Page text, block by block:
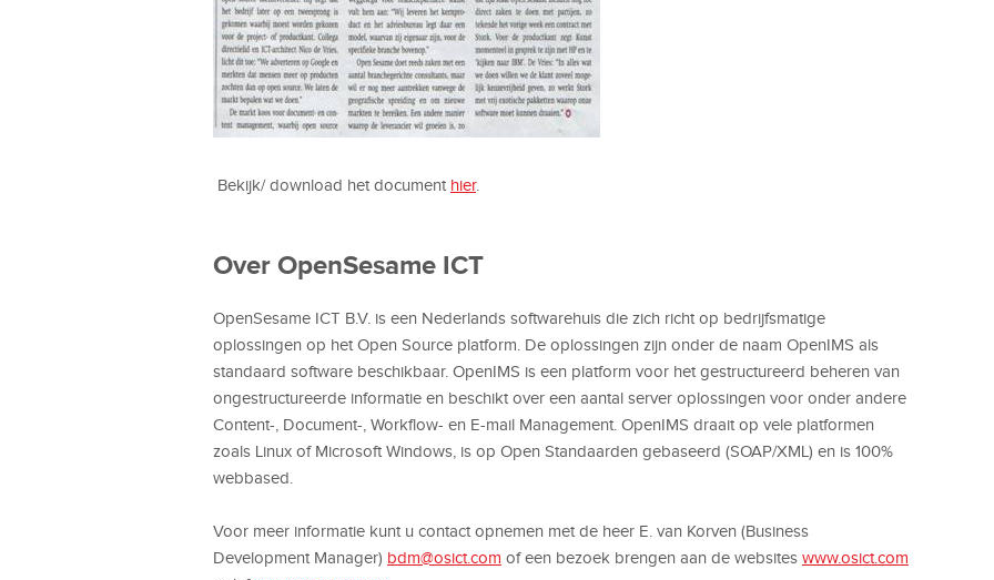
Bekijk/ download het document hier.
Over OpenSesame ICT
OpenSesame ICT B.V. is een Nederlands softwarehuis die zich richt op bedrijfsmatige
oplossingen op het Open Source platform. De oplossingen zijn onder de naam OpenIMS als
standaard software beschikbaar. OpenIMS is een platform voor het gestructureerd beheren van
ongestructureerde informatie en beschikt over een aantal server oplossingen voor onder andere
Content-, Document-, Workflow- en E-mail Management. OpenIMS draait op vele platformen
zoals Linux of Microsoft Windows, is op Open Standaarden gebaseerd (SOAP/XML) en is 100%
webbased.
Voor meer informatie kunt u contact opnemen met de heer E. van Korven (Business
Development Manager) bdm@osict.com of een bezoek brengen aan de websites www.osict.com